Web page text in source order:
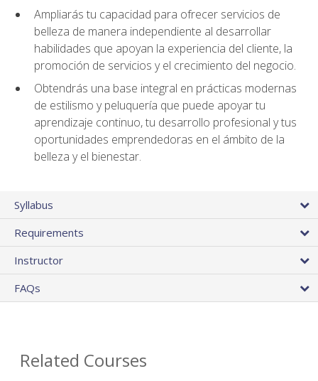
Ampliarás tu capacidad para ofrecer servicios de
belleza de manera independiente al desarrollar
habilidades que apoyan la experiencia del cliente, la
promoción de servicios y el crecimiento del negocio.
Obtendrás una base integral en prácticas modernas
de estilismo y peluquería que puede apoyar tu
aprendizaje continuo, tu desarrollo profesional y tus
oportunidades emprendedoras en el ámbito de la
belleza y el bienestar.
Syllabus
Requirements
Instructor
FAQs
Related Courses